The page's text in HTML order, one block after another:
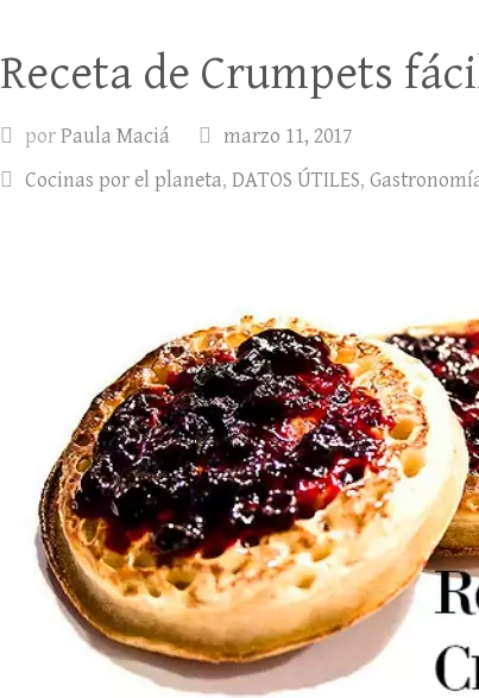
Receta de Crumpets
porPaula Maciá
marzo 11, 2017
Cocinas por el planeta, DATOS ÚTILES,